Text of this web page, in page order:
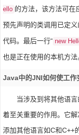
ello 的方法，该方法可在
预先声明的类调用已定
代码。最后一行“ new
也是正在使用的本机方法
Java中的JNI如何使工作
当涉及到将其他语
着至关重要的作用。它
添加其他语言如C和C++